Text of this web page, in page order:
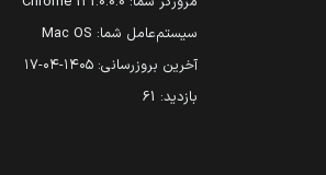
سیستم‌عامل شما: Mac OS
آخرین بروزرسانی: ۱۴۰۵-۰۴-۱۷
بازدید: 61